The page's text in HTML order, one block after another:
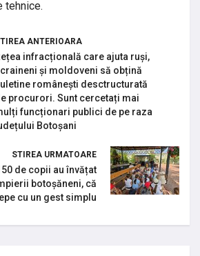
tehnice.
ANTERIOARA
infracțională care ajuta ruși,
și moldoveni să obțină
românești desctructurată
procurori. Sunt cercetați mai
funcționari publici de pe raza
Botoșani
STIREA URMATOARE
de copii au învățat
botoșăneni, că
cu un gest simplu